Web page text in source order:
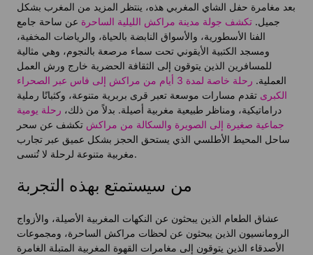
بعد مغامرة حفل الشاي المغربي هذه، ينتظر المزيد من المغرب بشكل
جميل. تكشف جولة مدينة مراكش الليلية الساحرة عن ساحة جامع
الفنا الأسطورية، والأسواق النابضة بالحياة، والرياضات المخفية،
ومسجد الكتبية الأيقوني تحت سماء مرصعة بالنجوم، وهي مثالية
للمسافرين الذين يتوقون إلى الثقافة الحضرية خارج ورش العمل
العملية.
رحلة خاصة لمدة 3 أيام من مراكش إلى فاس عبر الصحراء
الكبرى تقدم مسارات موسعة تعبر قرى بربرية متنوعة، وكثبانًا رملية
دراماتيكية، ومناظر طبيعية مغربية أصيلة. بدلاً من ذلك، رحلة يومية
جماعية صغيرة إلى الصويرة والسكالة من مراكش تكشف عن سحر
ساحل المحيط الأطلسي الذي يستحق الحجز بشكل عميق عبر تجارب
مغربية متنوعة لرحلة لا تُنسى.
من سيستمتع بهذه التجربة
عشاق الطعام الذين يبحثون عن النكهات المغربية الأصيلة، والأزواج
الرومانسيون الذين يبحثون عن لحظات مراكش الساحرة، ومجموعات
الأصدقاء الذين يتوقون إلى مغامرات القهوة المغربية المتبلة الغامرة